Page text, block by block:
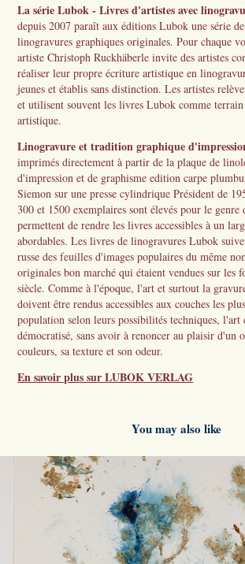
La série Lubok - Livres d'artistes avec
depuis 2007 paraît aux éditions Lubok une série
linogravures graphiques originales. Pour chaque
artiste Christoph Ruckhäberle invite des artistes
réaliser leur propre écriture artistique en
jeunes et établis sans distinction. Les artistes
et utilisent souvent les livres Lubok comme
artistique.
Linogravure et tradition graphique
imprimés directement à partir de la plaque de
d'impression et de graphisme edition carpe
Siemon sur une presse cylindrique Président de
300 et 1500 exemplaires sont élevés pour le
permettent de rendre les livres accessibles à un
abordables. Les livres de linogravures Lubok
russe des feuilles d'images populaires du même
originales bon marché qui étaient vendues sur les
siècle. Comme à l'époque, l'art et surtout la
doivent être rendus accessibles aux couches les
population selon leurs possibilités techniques, l'art
démocratisé, sans avoir à renoncer au plaisir d'un
couleurs, sa texture et son odeur.
En savoir plus sur LUBOK VERLAG
You may also like
2026